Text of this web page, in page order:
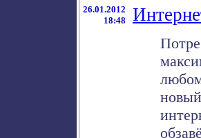
26.01.2012
18:48